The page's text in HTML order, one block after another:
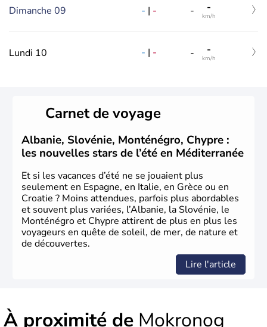
Dimanche 09 - | - - -
km/h
Lundi 10 - | - - -
km/h
Carnet de voyage
Albanie, Slovénie, Monténégro, Chypre :
les nouvelles stars de l’été en Méditerranée
Et si les vacances d’été ne se jouaient plus
seulement en Espagne, en Italie, en Grèce ou en
Croatie ? Moins attendues, parfois plus abordables
et souvent plus variées, l’Albanie, la Slovénie, le
Monténégro et Chypre attirent de plus en plus les
voyageurs en quête de soleil, de mer, de nature et
de découvertes.
Lire l'article
À proximité de Mokronog